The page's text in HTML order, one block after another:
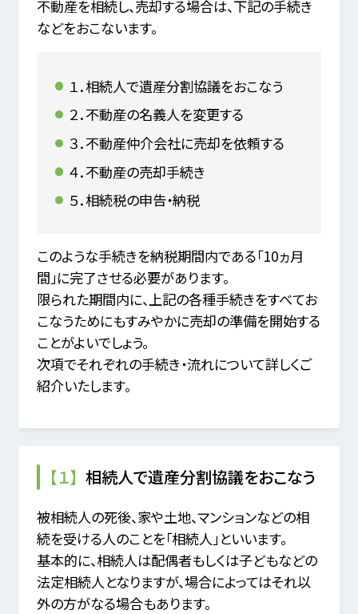
不動産を相続し、売却する場合は、下記の手続き
などをおこないます。
１．相続人で遺産分割協議をおこなう
２．不動産の名義人を変更する
３．不動産仲介会社に売却を依頼する
４．不動産の売却手続き
５．相続税の申告・納税
このような手続きを納税期間内である「10ヵ月
間」に完了させる必要があります。
限られた期間内に、上記の各種手続きをすべてお
こなうためにもすみやかに売却の準備を開始する
ことがよいでしょう。
次項でそれぞれの手続き・流れについて詳しくご
紹介いたします。
【１】 相続人で遺産分割協議をおこなう
被相続人の死後、家や土地、マンションなどの相
続を受ける人のことを「相続人」といいます。
基本的に、相続人は配偶者もしくは子どもなどの
法定相続人となりますが、場合によってはそれ以
外の方がなる場合もあります。